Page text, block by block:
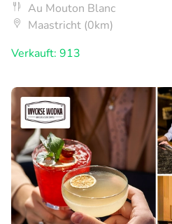
Au Mouton Blanc
Maastricht (0km)
Verkauft: 913